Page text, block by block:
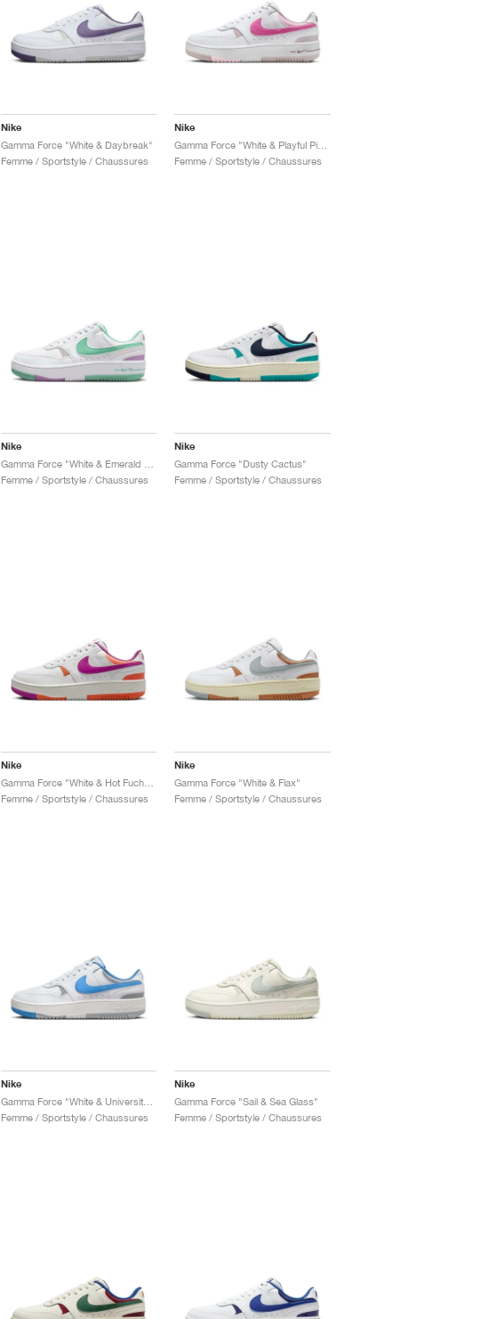
Nike
Gamma Force "White & Daybreak"
Femme / Sportstyle / Chaussures
Nike
Femme / Sportstyle / Chaussures
Nike
Femme / Sportstyle / Chaussures
Nike
Gamma Force "Dusty Cactus"
Femme / Sportstyle / Chaussures
Nike
Gamma Force "White & Hot Fuchsia"
Femme / Sportstyle / Chaussures
Nike
Gamma Force "White & Flax"
Femme / Sportstyle / Chaussures
Nike
Gamma Force "White & University Blue"
Femme / Sportstyle / Chaussures
Nike
Gamma Force "Sail & Sea Glass"
Femme / Sportstyle / Chaussures